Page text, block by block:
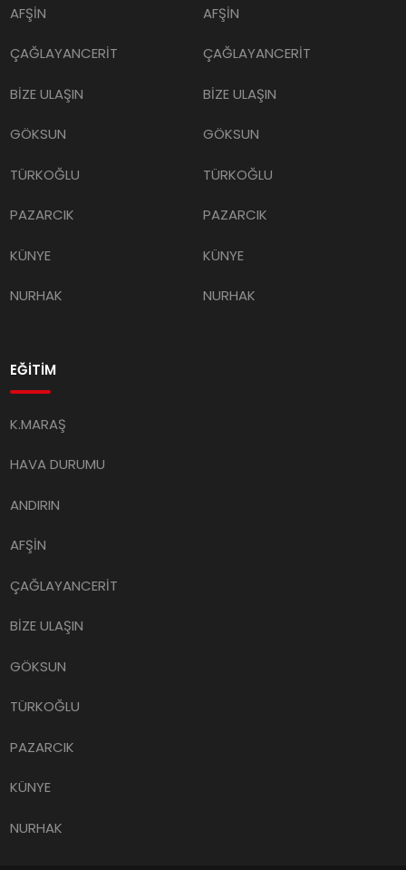
AFŞİN
ÇAĞLAYANCERİT
BİZE ULAŞIN
GÖKSUN
TÜRKOĞLU
PAZARCIK
KÜNYE
NURHAK
AFŞİN
ÇAĞLAYANCERİT
BİZE ULAŞIN
GÖKSUN
TÜRKOĞLU
PAZARCIK
KÜNYE
NURHAK
EĞİTİM
K.MARAŞ
HAVA DURUMU
ANDIRIN
AFŞİN
ÇAĞLAYANCERİT
BİZE ULAŞIN
GÖKSUN
TÜRKOĞLU
PAZARCIK
KÜNYE
NURHAK